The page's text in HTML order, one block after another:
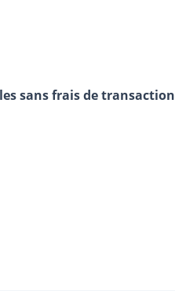
sans frais de transaction